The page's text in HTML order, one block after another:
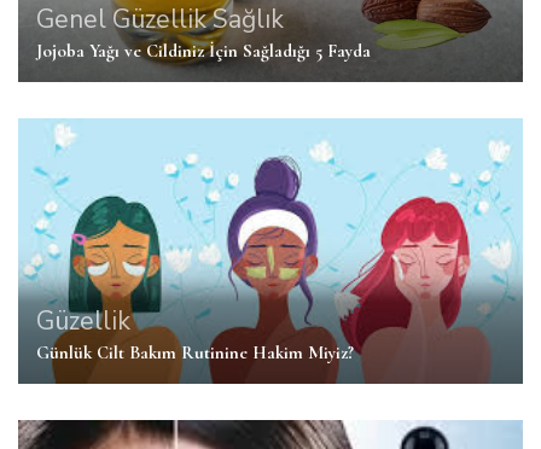
Genel GüzellikSağlık
Jojoba Yağı ve Cildiniz İçin Sağladığı 5 Fayda
Güzellik
Günlük Cilt Bakım Rutinine Hakim Miyiz?